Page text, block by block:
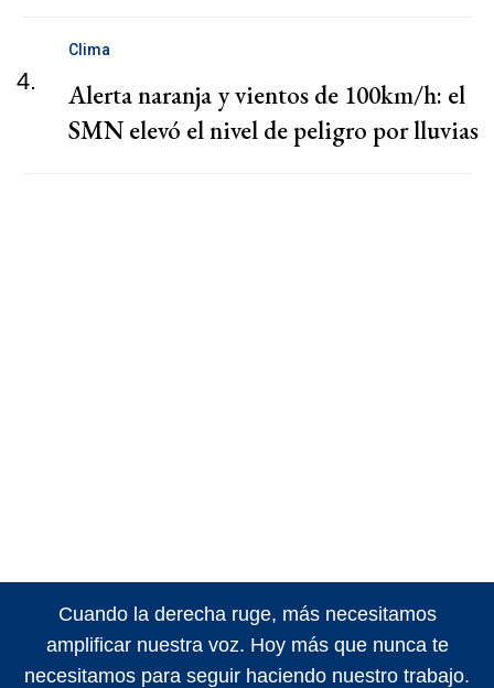
4.
Clima
Alerta naranja y vientos de 100km/h: el
SMN elevó el nivel de peligro por lluvias
Cuando la derecha ruge, más necesitamos
amplificar nuestra voz. Hoy más que nunca te
necesitamos para seguir haciendo nuestro trabajo.